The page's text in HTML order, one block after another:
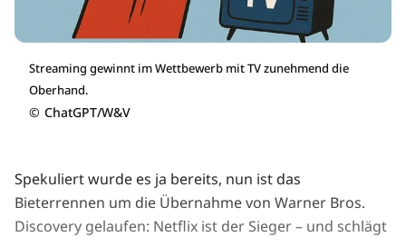
Streaming gewinnt im Wettbewerb mit TV zunehmend die
Oberhand.
© ChatGPT/W&V
Spekuliert wurde es ja bereits, nun ist das
Bieterrennen um die Übernahme von Warner Bros.
Discovery gelaufen: Netflix ist der Sieger – und schlägt